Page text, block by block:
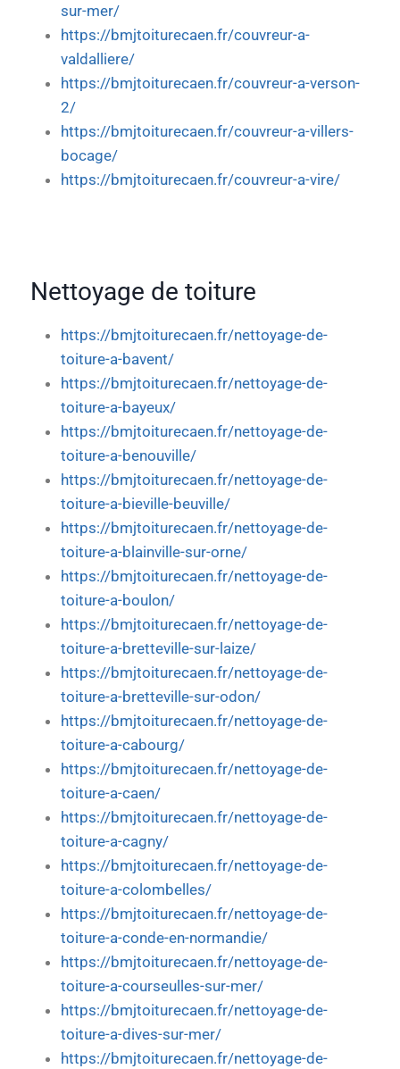
sur-mer/
https://bmjtoiturecaen.fr/couvreur-a-
valdalliere/
https://bmjtoiturecaen.fr/couvreur-a-verson-
2/
https://bmjtoiturecaen.fr/couvreur-a-villers-
bocage/
https://bmjtoiturecaen.fr/couvreur-a-vire/
Nettoyage de toiture
https://bmjtoiturecaen.fr/nettoyage-de-
toiture-a-bavent/
https://bmjtoiturecaen.fr/nettoyage-de-
toiture-a-bayeux/
https://bmjtoiturecaen.fr/nettoyage-de-
toiture-a-benouville/
https://bmjtoiturecaen.fr/nettoyage-de-
toiture-a-bieville-beuville/
https://bmjtoiturecaen.fr/nettoyage-de-
toiture-a-blainville-sur-orne/
https://bmjtoiturecaen.fr/nettoyage-de-
toiture-a-boulon/
https://bmjtoiturecaen.fr/nettoyage-de-
toiture-a-bretteville-sur-laize/
https://bmjtoiturecaen.fr/nettoyage-de-
toiture-a-bretteville-sur-odon/
https://bmjtoiturecaen.fr/nettoyage-de-
toiture-a-cabourg/
https://bmjtoiturecaen.fr/nettoyage-de-
toiture-a-caen/
https://bmjtoiturecaen.fr/nettoyage-de-
toiture-a-cagny/
https://bmjtoiturecaen.fr/nettoyage-de-
toiture-a-colombelles/
https://bmjtoiturecaen.fr/nettoyage-de-
toiture-a-conde-en-normandie/
https://bmjtoiturecaen.fr/nettoyage-de-
toiture-a-courseulles-sur-mer/
https://bmjtoiturecaen.fr/nettoyage-de-
toiture-a-dives-sur-mer/
https://bmjtoiturecaen.fr/nettoyage-de-